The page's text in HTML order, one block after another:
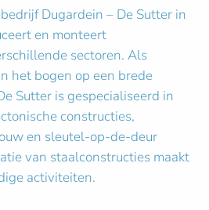
Dugardein – De Sutter in
en monteert
sectoren. Als
het bogen op een brede
Sutter is gespecialiseerd in
constructies,
en sleutel-op-de-deur
van staalconstructies maakt
activiteiten.